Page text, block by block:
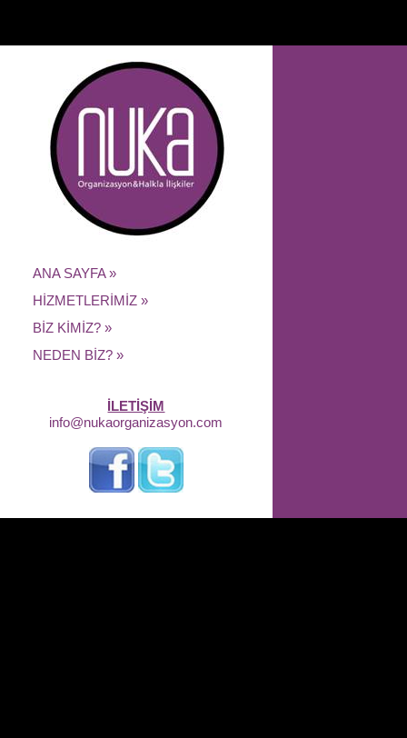
ANA SAYFA »
HİZMETLERİMİZ »
BİZ KİMİZ? »
NEDEN BİZ? »
İLETİŞİM
info@nukaorganizasyon.com